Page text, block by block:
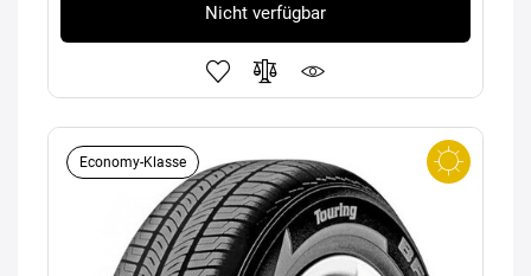
Nicht verfügbar
Economy-Klasse